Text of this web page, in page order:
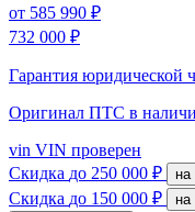
от 585 990 ₽
732 000 ₽
Гарантия юридической
Оригинал ПТС в
vin VIN проверен
Скидка до 250 000 ₽
Скидка до 150 000 ₽